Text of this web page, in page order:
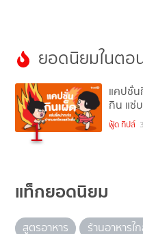
ยอดนิยมในตอ
1
แคปชั่
กิน แซ่
ฟู้ด ทิปส์
แท็กยอดนิยม
สูตรอาหาร ร้านอาหารใ